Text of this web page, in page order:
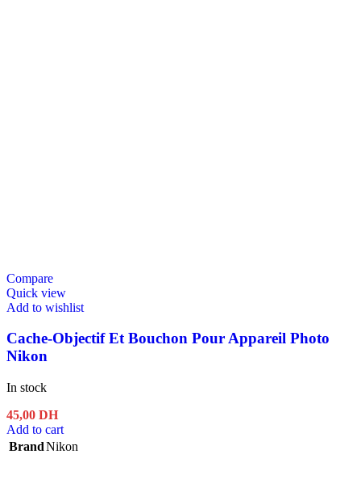
Compare
Quick view
Add to wishlist
Cache-Objectif Et Bouchon Pour Appareil Photo
Nikon
In stock
45,00 DH
Add to cart
BrandNikon